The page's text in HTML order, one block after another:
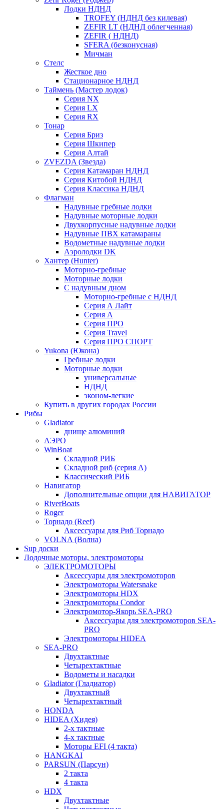
Лодки НДНД
TROFEY (НДНД без килевая)
ZEFIR LT (НДНД облегченная)
ZEFIR ( НДНД)
SFERA (безконусная)
Мичман
Стелс
Жесткое дно
Стационарное НДНД
Таймень (Мастер лодок)
Серия NX
Серия LX
Серия RX
Тонар
Серия Бриз
Серия Шкипер
Серия Алтай
ZVEZDA (Звезда)
Серия Катамаран НДНД
Серия Китобой НДНД
Серия Классика НДНД
Флагман
Надувные гребные лодки
Надувные моторные лодки
Двухкорпусные надувные лодки
Надувные ПВХ катамараны
Водометные надувные лодки
Аэролодки DK
Хантер (Hunter)
Моторно-гребные
Моторные лодки
С надувным дном
Моторно-гребные с НДНД
Серия А Лайт
Серия А
Серия ПРО
Серия Travel
Серия ПРО СПОРТ
Yukona (Юкона)
Гребные лодки
Моторные лодки
универсальные
НДНД
эконом-легкие
Купить в других городах России
Рибы
Gladiator
днище алюминий
АЭРО
WinBoat
Складной РИБ
Складной риб (серия А)
Классический РИБ
Навигатор
Дополнительные опции для НАВИГАТОР
RiverBoats
Roger
Торнадо (Reef)
Аксессуары для Риб Торнадо
VOLNA (Волна)
Sup доски
Лодочные моторы, электромоторы
ЭЛЕКТРОМОТОРЫ
Аксессуары для электромоторов
Электромоторы Watersnake
Электромоторы HDX
Электромоторы Condor
Электромотор-Якорь SEA-PRO
Аксессуары для электромоторов SEA-
PRO
Электромоторы HIDEA
SEA-PRO
Двухтактные
Четырехтактные
Водометы и насадки
Gladiator (Гладиатор)
Двухтактный
Четырехтактный
HONDA
HIDEA (Хидея)
2-х тактные
4-х тактные
Моторы EFI (4 такта)
HANGKAI
PARSUN (Парсун)
2 такта
4 такта
HDX
Двухтактные